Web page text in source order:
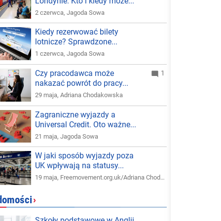
2 czerwca,Jagoda Sowa
Kiedy rezerwować bilety
lotnicze? Sprawdzone...
1 czerwca,Jagoda Sowa
Czy pracodawca może
nakazać powrót do pracy...
29 maja,Adriana Chodakowska
1
Zagraniczne wyjazdy a
Universal Credit. Oto ważne...
21 maja,Jagoda Sowa
W jaki sposób wyjazdy poza
UK wpływają na statusy...
19 maja, Freemovement.org.uk/Adriana Chodakowska
›